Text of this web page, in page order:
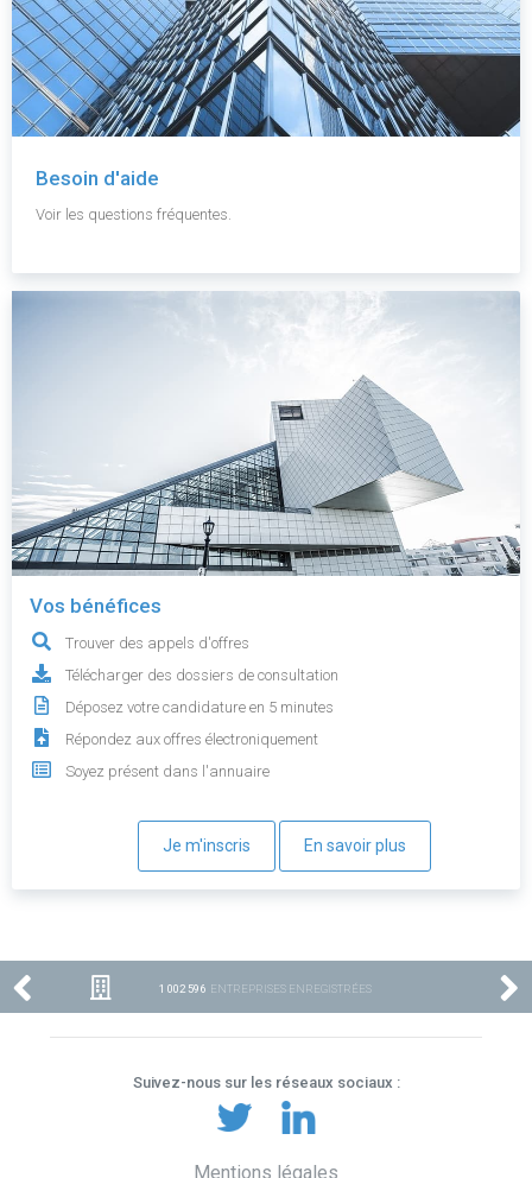
Besoin d'aide
Voir les questions fréquentes.
Vos bénéfices
Trouver des appels d'offres
Télécharger des dossiers de consultation
Déposez votre candidature en 5 minutes
Répondez aux offres électroniquement
Soyez présent dans l'annuaire
Je m'inscris En savoir plus
1 002 596 ENTREPRISES ENREGISTRÉES
Suivez-nous sur les réseaux sociaux :
Mentions légales